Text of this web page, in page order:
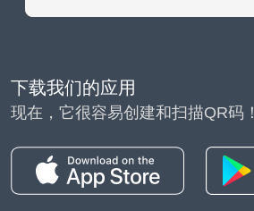
下载我们的应用
现在，它很容易创建和扫描QR码！